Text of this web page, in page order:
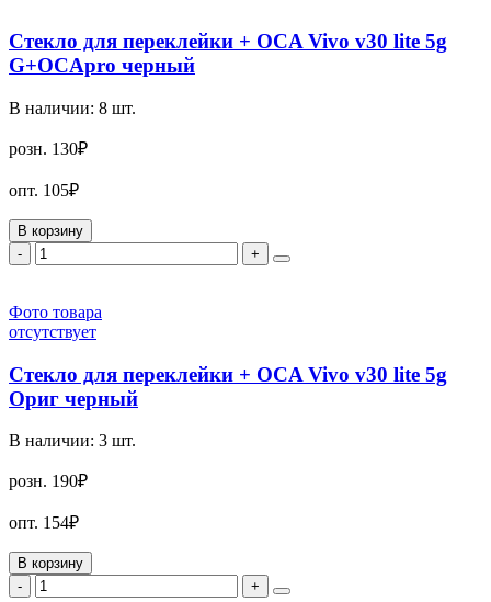
Стекло для переклейки + OCA Vivo v30 lite 5g
G+OCApro черный
В наличии: 8 шт.
розн. 130₽
опт. 105₽
В корзину
-
+
Фото товара
отсутствует
Стекло для переклейки + OCA Vivo v30 lite 5g
Ориг черный
В наличии: 3 шт.
розн. 190₽
опт. 154₽
В корзину
-
+